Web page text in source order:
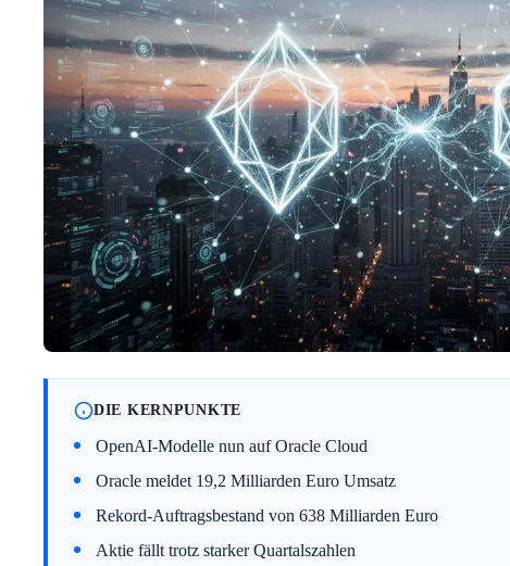
DIE KERNPUNKTE
OpenAI-Modelle nun auf Oracle Cloud
Oracle meldet 19,2 Milliarden Euro Umsatz
Rekord-Auftragsbestand von 638 Milliarden Euro
Aktie fällt trotz starker Quartalszahlen